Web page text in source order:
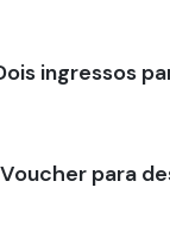
ingressos
para